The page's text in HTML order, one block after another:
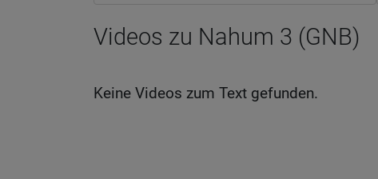
Videos zu Nahum 3 (GNB)
Keine Videos zum Text gefunden.